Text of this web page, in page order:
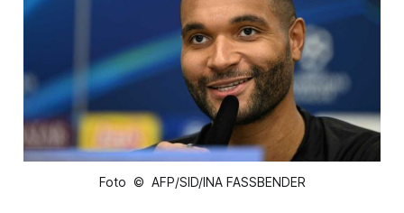
Foto © AFP/SID/INA FASSBENDER